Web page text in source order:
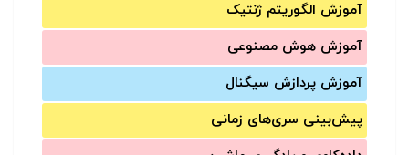
آموزش الگوریتم ژنتیک
آموزش‌ هوش مصنوعی
آموزش‌ پردازش سیگنال
پیش‌‌بینی سری‌‌های زمانی